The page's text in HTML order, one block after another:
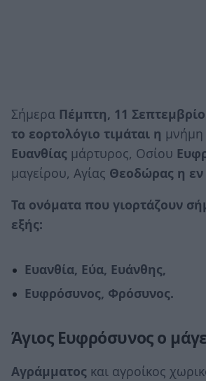
Σήμερα Πέμπτη, 11
το εορτολόγιο τιμάται η μνήμη
Ευανθίας μάρτυρος, Οσίου
μαγείρου, Αγίας Θεοδώρας η εν
Τα ονόματα που γιορτάζουν
εξής:
Ευανθία, Εύα, Ευάνθης,
Ευφρόσυνος, Φρόσυνος.
Άγιος Ευφρόσυνος ο
Αγράμματος και αγροίκος